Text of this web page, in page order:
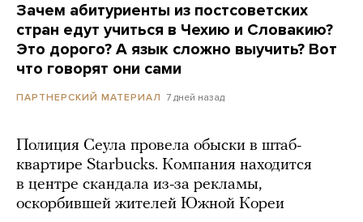
Зачем абитуриенты из постсоветских
стран едут учиться в Чехию и Словакию?
Это дорого? А язык сложно выучить? Вот
что говорят они сами
ПАРТНЕРСКИЙ МАТЕРИАЛ 7 дней назад
Полиция Сеула провела обыски в штаб-
квартире Starbucks. Компания находится
в центре скандала из-за рекламы,
оскорбившей жителей Южной Кореи